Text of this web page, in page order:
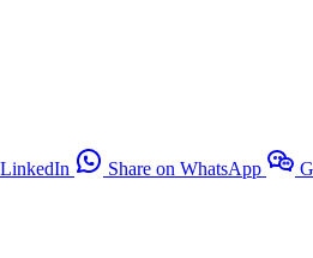
Share on WhatsApp